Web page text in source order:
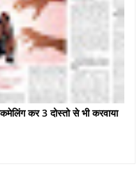
कर 3 दोस्तो से भी करवाया